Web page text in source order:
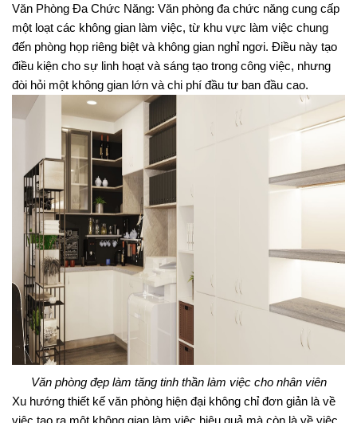
Văn Phòng Đa Chức Năng: Văn phòng đa chức năng cung cấp
một loạt các không gian làm việc, từ khu vực làm việc chung
đến phòng họp riêng biệt và không gian nghỉ ngơi. Điều này tạo
điều kiện cho sự linh hoạt và sáng tạo trong công việc, nhưng
đòi hỏi một không gian lớn và chi phí đầu tư ban đầu cao.
Văn phòng đẹp làm tăng tinh thần làm việc cho nhân viên
Xu hướng thiết kế văn phòng hiện đại không chỉ đơn giản là về
việc tạo ra một không gian làm việc hiệu quả mà còn là về việc